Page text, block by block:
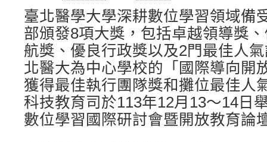
臺北醫學大學深耕數位學習領域備
部頒發8項大獎，包括卓越領導獎
航獎、優良行政獎以及2門最佳人
北醫大為中心學校的「國際導向開
獲得最佳執行團隊獎和攤位最佳人
科技教育司於113年12月13～14日
數位學習國際研討會暨開放教育論